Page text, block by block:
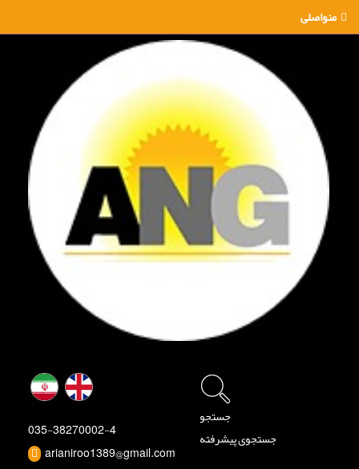
منواصلی
035-38270002-4
arianiroo1389@gmail.com
جستجو
جستجوی پیشرفته